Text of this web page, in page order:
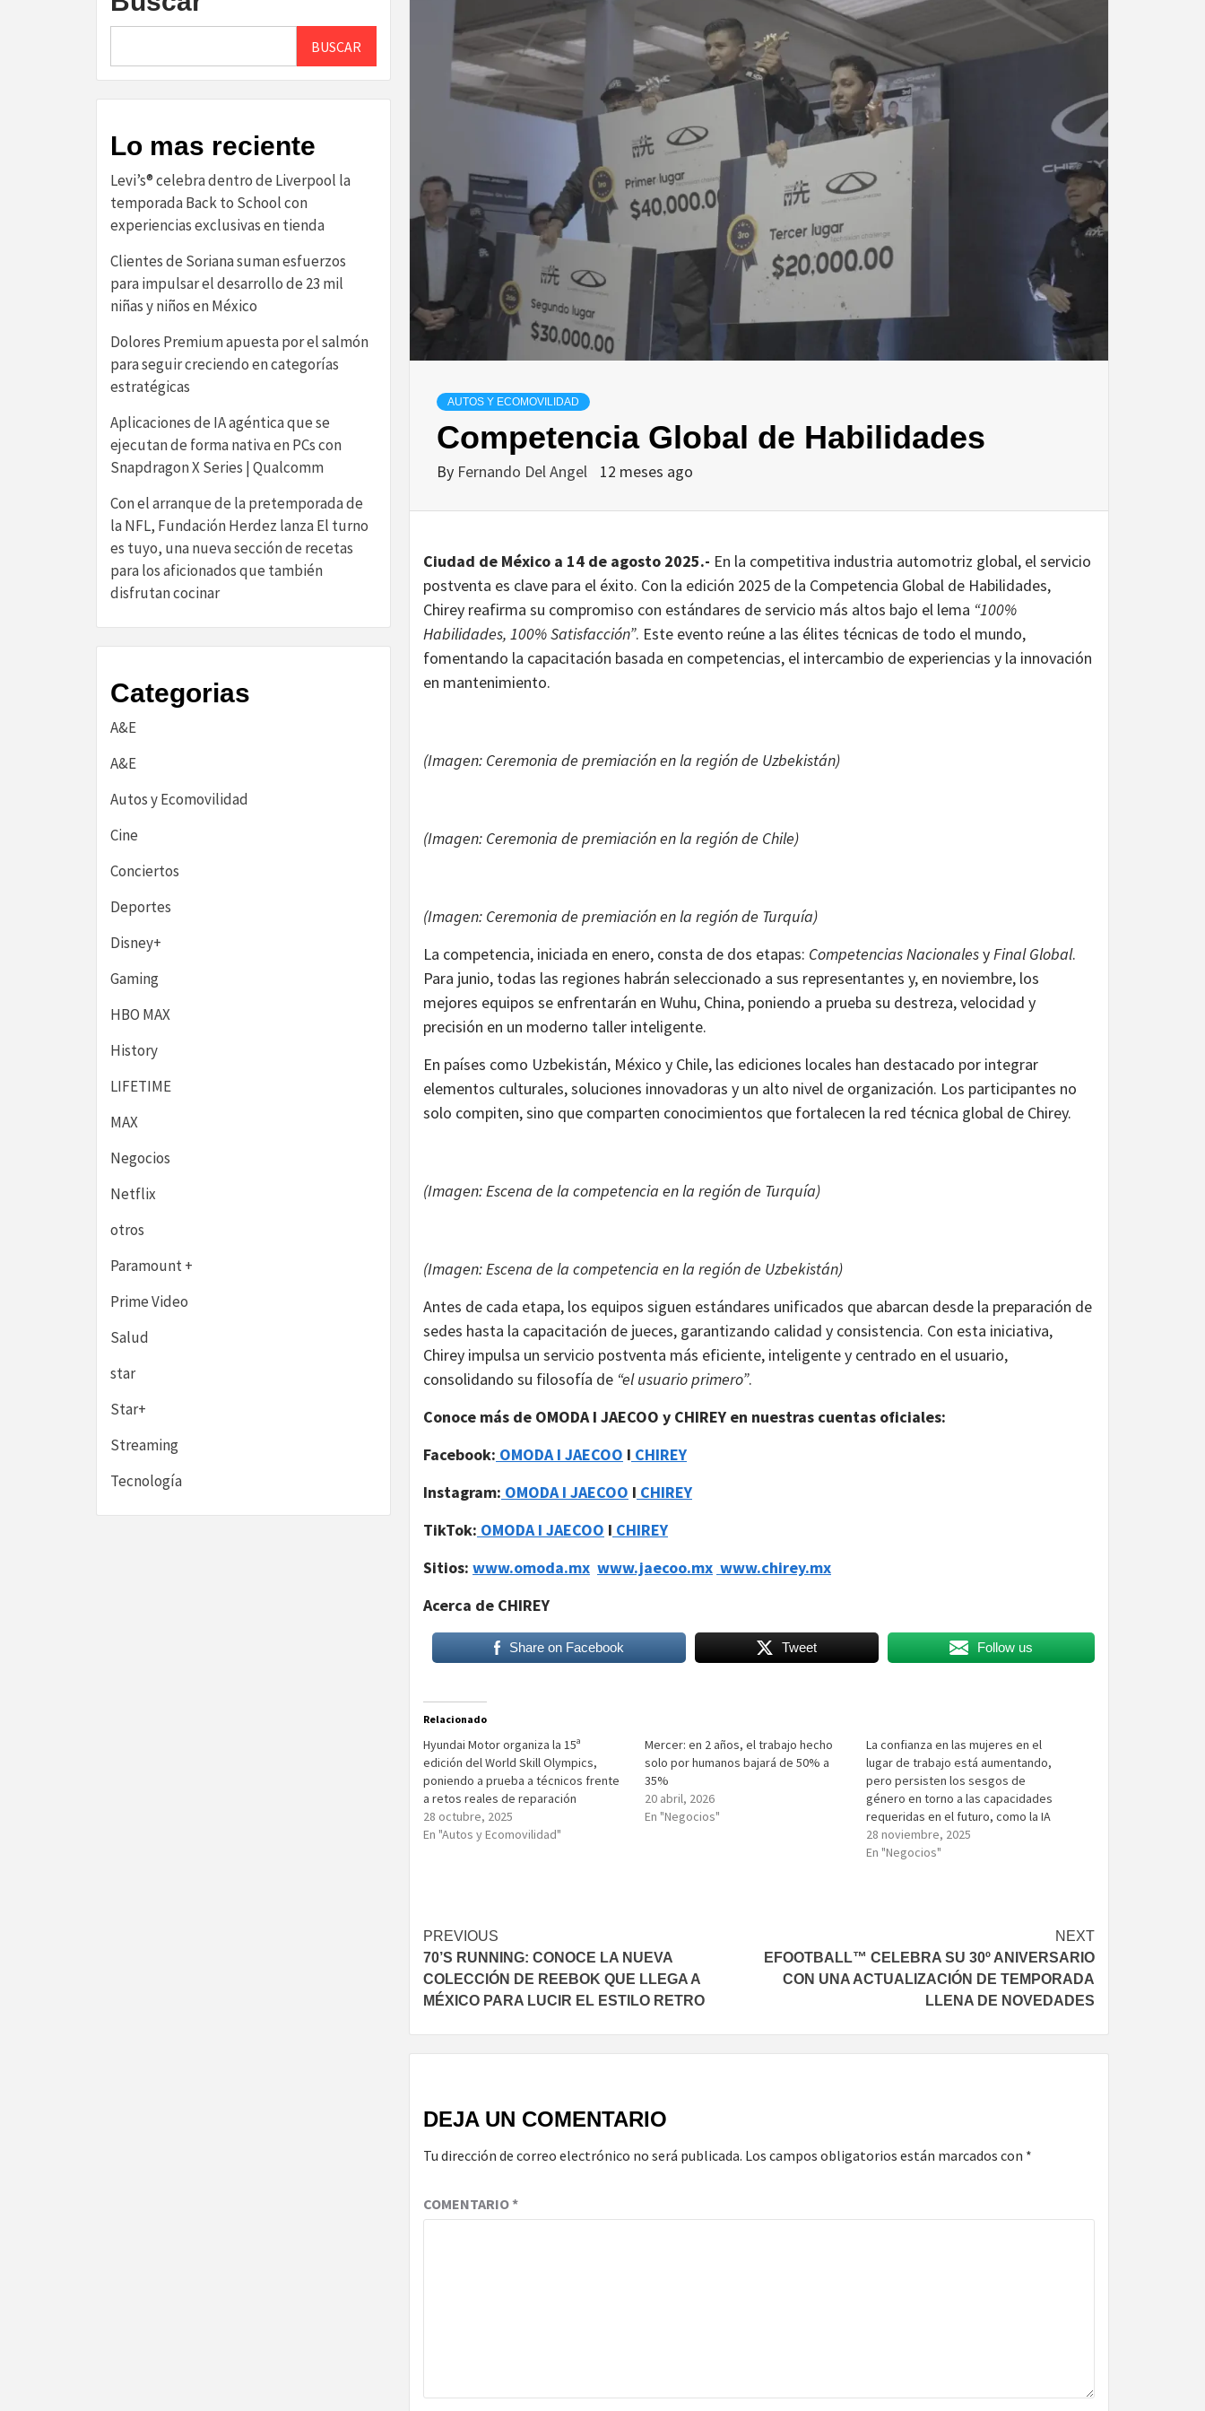
AUTOS Y ECOMOVILIDAD
Competencia Global de Habilidades
By Fernando Del Angel 12 meses ago
Ciudad de México a 14 de agosto 2025.- En la competitiva industria automotriz global, el servicio
postventa es clave para el éxito. Con la edición 2025 de la Competencia Global de Habilidades,
Chirey reafirma su compromiso con estándares de servicio más altos bajo el lema “100%
Habilidades, 100% Satisfacción”. Este evento reúne a las élites técnicas de todo el mundo,
fomentando la capacitación basada en competencias, el intercambio de experiencias y la innovación
en mantenimiento.
(Imagen: Ceremonia de premiación en la región de Uzbekistán)
(Imagen: Ceremonia de premiación en la región de Chile)
(Imagen: Ceremonia de premiación en la región de Turquía)
La competencia, iniciada en enero, consta de dos etapas: Competencias NacionalesyFinal Global.
Para junio, todas las regiones habrán seleccionado a sus representantes y, en noviembre, los
mejores equipos se enfrentarán en Wuhu, China, poniendo a prueba su destreza, velocidad y
precisión en un moderno taller inteligente.
En países como Uzbekistán, México y Chile, las ediciones locales han destacado por integrar
elementos culturales, soluciones innovadoras y un alto nivel de organización. Los participantes no
solo compiten, sino que comparten conocimientos que fortalecen la red técnica global de Chirey.
(Imagen: Escena de la competencia en la región de Turquía)
(Imagen: Escena de la competencia en la región de Uzbekistán)
Antes de cada etapa, los equipos siguen estándares unificados que abarcan desde la preparación de
sedes hasta la capacitación de jueces, garantizando calidad y consistencia. Con esta iniciativa,
Chirey impulsa un servicio postventa más eficiente, inteligente y centrado en el usuario,
consolidando su filosofía de “el usuario primero”.
Conoce más de OMODA I JAECOO y CHIREY en nuestras cuentas oficiales:
Facebook: OMODA I JAECOO I CHIREY
Instagram: OMODA I JAECOO I CHIREY
TikTok: OMODA I JAECOO I CHIREY
Sitios: www.omoda.mx www.jaecoo.mx www.chirey.mx
Acerca de CHIREY
Share on Facebook Tweet Follow us
Relacionado
Hyundai Motor organiza la 15ª
edición del World Skill Olympics,
poniendo a prueba a técnicos frente
a retos reales de reparación
28 octubre, 2025
En "Autos y Ecomovilidad"
Mercer: en 2 años, el trabajo hecho
solo por humanos bajará de 50% a
35%
20 abril, 2026
En "Negocios"
La confianza en las mujeres en el
lugar de trabajo está aumentando,
pero persisten los sesgos de
género en torno a las capacidades
requeridas en el futuro, como la IA
28 noviembre, 2025
En "Negocios"
Post
navigation
PREVIOUS
70’S RUNNING: CONOCE LA NUEVA
COLECCIÓN DE REEBOK QUE LLEGA A
MÉXICO PARA LUCIR EL ESTILO RETRO
NEXT
EFOOTBALL™ CELEBRA SU 30º ANIVERSARIO
CON UNA ACTUALIZACIÓN DE TEMPORADA
LLENA DE NOVEDADES
DEJA UN COMENTARIO
Tu dirección de correo electrónico no será publicada. Los campos obligatorios están marcados con *
COMENTARIO*
BUSCAR
Lo mas reciente
Levi’s® celebra dentro de Liverpool la
temporada Back to School con
experiencias exclusivas en tienda
Clientes de Soriana suman esfuerzos
para impulsar el desarrollo de 23 mil
niñas y niños en México
Dolores Premium apuesta por el salmón
para seguir creciendo en categorías
estratégicas
Aplicaciones de IA agéntica que se
ejecutan de forma nativa en PCs con
Snapdragon X Series | Qualcomm
Con el arranque de la pretemporada de
la NFL, Fundación Herdez lanza El turno
es tuyo, una nueva sección de recetas
para los aficionados que también
disfrutan cocinar
Categorias
A&E
A&E
Autos y Ecomovilidad
Cine
Conciertos
Deportes
Disney+
Gaming
HBO MAX
History
LIFETIME
MAX
Negocios
Netflix
otros
Paramount +
Prime Video
Salud
star
Star+
Streaming
Tecnología